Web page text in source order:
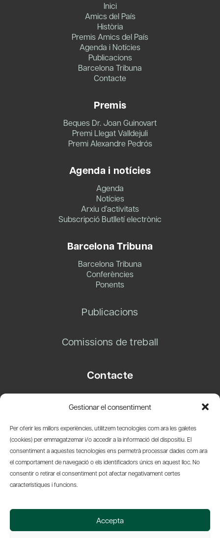
Gestionar el consentiment
Per oferir les millors experiències, utilitzem tecnologies com ara les galetes
(cookies) per emmagatzemar i/o accedir a la informació del dispositiu. El
consentiment a aquestes tecnologies ens permetrà processar dades com ara
el comportament de navegació o els identificadors únics en aquest lloc. No
consentir o retirar el consentiment pot afectar negativament certes
característiques i funcions.
Accepta
Inici
Amics del País
Història
Premis Amics del País
Agenda i Notícies
Publicacions
Barcelona Tribuna
Contacte
Premis
Beques Dr. Joan Guinovart
Premi Llegat Valldejuli
Premi Alexandre Pedrós
Agenda i notícies
Agenda
Notícies
Arxiu d’activitats
Subscripció Butlletí electrònic
Barcelona Tribuna
Barcelona Tribuna
Conferències
Ponents
Publicacions
Comissions de treball
Contacte
08003 Barcelona
info@amicsdelpais.com
Suscripció Newsletter
© 2026 Societat Econòmica Barcelonesa d'Amics del País